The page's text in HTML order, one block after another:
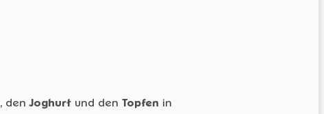
, den Joghurt und den Topfen in